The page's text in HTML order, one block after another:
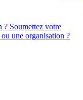
? Soumettez votre
une organisation ?